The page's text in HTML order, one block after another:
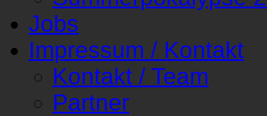
Jobs
Impressum / Kontakt
Kontakt / Team
Partner